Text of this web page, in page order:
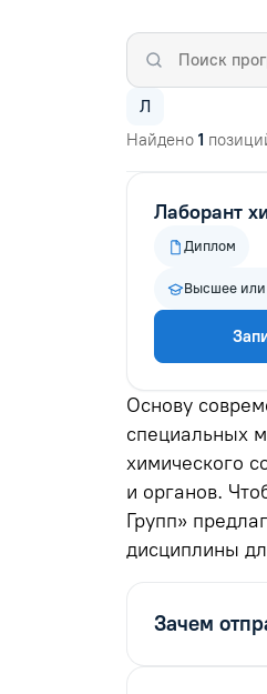
Л
Найдено 1
Лаборант
Диплом
Высшее или
Основу
специальных
химического
и органов.
Групп»
дисциплины
Зачем